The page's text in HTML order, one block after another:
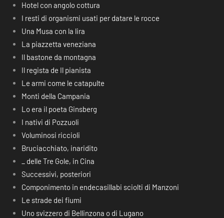
Hotel con angolo cottura
I resti di organismi usati per datare le rocce
Una Musa con la lira
La piazzetta veneziana
Il bastone da montagna
Il regista de Il pianista
Le armi come le catapulte
Monti della Campania
Lo era il poeta Ginsberg
I nativi di Pozzuoli
Voluminosi riccioli
Bruciacchiato, inaridito
_ delle Tre Gole, in Cina
Successivi, posteriori
Componimento in endecasillabi sciolti di Manzoni
Le strade dei fiumi
Uno svizzero di Bellinzona o di Lugano